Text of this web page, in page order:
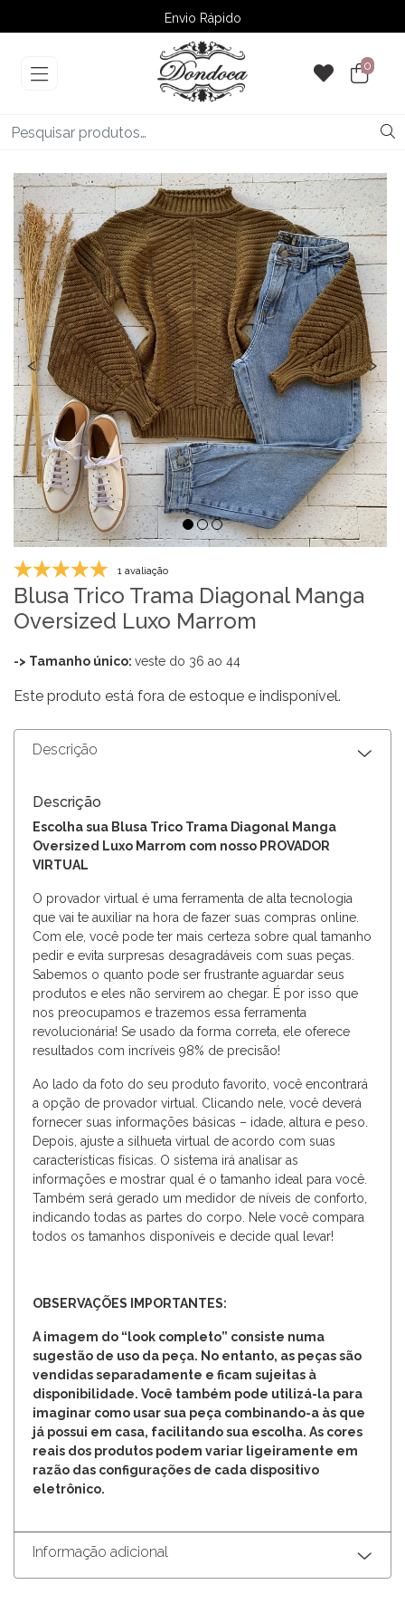
Envio Rápido
➚ Ofertas– Até 60% OFF
0
‹ ›
1 avaliação
Blusa Trico Trama Diagonal Manga
Oversized Luxo Marrom
-> Tamanho único: veste do 36 ao 44
Este produto está fora de estoque e indisponível.
Descrição
Descrição
Escolha sua Blusa Trico Trama Diagonal Manga
Oversized Luxo Marrom com nosso PROVADOR
VIRTUAL
O provador virtual é uma ferramenta de alta tecnologia
que vai te auxiliar na hora de fazer suas compras online.
Com ele, você pode ter mais certeza sobre qual tamanho
pedir e evita surpresas desagradáveis com suas peças.
Sabemos o quanto pode ser frustrante aguardar seus
produtos e eles não servirem ao chegar. É por isso que
nos preocupamos e trazemos essa ferramenta
revolucionária! Se usado da forma correta, ele oferece
resultados com incríveis 98% de precisão!
Ao lado da foto do seu produto favorito, você encontrará
a opção de provador virtual. Clicando nele, você deverá
fornecer suas informações básicas – idade, altura e peso.
Depois, ajuste a silhueta virtual de acordo com suas
características físicas. O sistema irá analisar as
informações e mostrar qual é o tamanho ideal para você.
Também será gerado um medidor de níveis de conforto,
indicando todas as partes do corpo. Nele você compara
todos os tamanhos disponíveis e decide qual levar!
OBSERVAÇÕES IMPORTANTES:
A imagem do “look completo” consiste numa
sugestão de uso da peça. No entanto, as peças são
vendidas separadamente e ficam sujeitas à
disponibilidade. Você também pode utilizá-la para
imaginar como usar sua peça combinando-a às que
já possui em casa, facilitando sua escolha. As cores
reais dos produtos podem variar ligeiramente em
razão das configurações de cada dispositivo
eletrônico.
Informação adicional